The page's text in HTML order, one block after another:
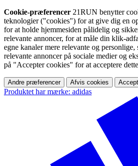
Cookie-præferencer 21RUN benytter
teknologier ("cookies") for at give dig en
for at holde hjemmesiden pålidelig og
relevante annoncer, for at måle din klik-
egne kanaler mere relevante og
relevante annoncer på sociale medier og
på "Accepter cookies" for at acceptere
Andre præferencer Afvis cookies
Produktet har mærke: adidas